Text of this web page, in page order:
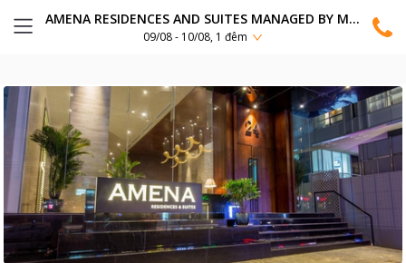
AMENA RESIDENCES AND SUITES MANAGED BY MELIA
09/08 - 10/08, 1 đêm